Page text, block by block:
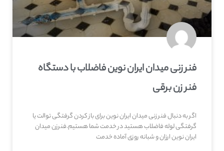
فنر زنی میدان ایران نوین فاضلاب با دستگاه
فنر زن برقی
اگر به دنبال فنر زنی میدان ایران نوین برای باز کردن گرفتگی توالت یا
گرفتگی لوله فاضلاب هستید در خدمت شما هستیم.فنرزن میدان
ایران نوین ارزان و شبانه روزی آماده خدمت